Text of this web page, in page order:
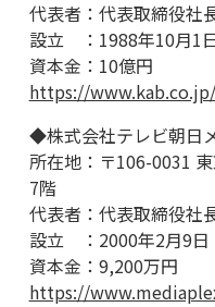
代表者：代表取締役
設立 ：1988年10月1
資本金：10億円
https://www.kab.co.jp/
◆株式会社テレビ朝日
所在地：〒106-0031
7階
代表者：代表取締役
設立 ：2000年2月9日
資本金：9,200万円
https://